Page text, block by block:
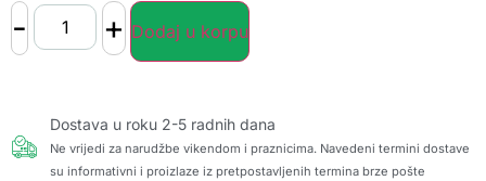
- + Dodaj u korpu
Dostava u roku 2-5 radnih dana
Ne vrijedi za narudžbe vikendom i praznicima. Navedeni termini dostave
su informativni i proizlaze iz pretpostavljenih termina brze pošte